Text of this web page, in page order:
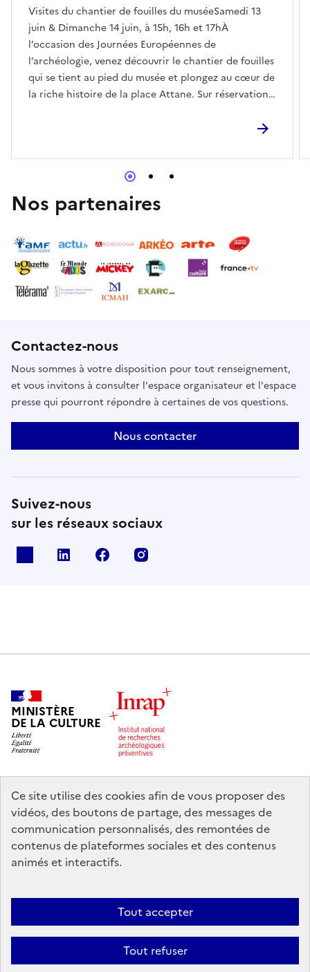
Ce site utilise des cookies afin de vous proposer des
vidéos, des boutons de partage, des messages de
communication personnalisés, des remontées de
contenus de plateformes sociales et des contenus
animés et interactifs.
Tout accepter
Tout refuser
Visites du chantier de fouilles du muséeSamedi 13
juin & Dimanche 14 juin, à 15h, 16h et 17hÀ
l’occasion des Journées Européennes de
l’archéologie, venez découvrir le chantier de fouilles
qui se tient au pied du musée et plongez au cœur de
la riche histoire de la place Attane. Sur réservation :
également du samedi 13/06 :15h : Musée numérique
Playlist Archéo16h & 16h30 : Réalité virtuelle -
L’Archéologie sous-marine17h : Jeu de société en
familleRéserver
Nos partenaires
Contactez-nous
Nous sommes à votre disposition pour tout renseignement,
et vous invitons à consulter l'espace organisateur et l'espace
presse qui pourront répondre à certaines de vos questions.
Nous contacter
Suivez-nous
sur les réseaux sociaux
Linkedin Facebook
MINISTÈRE
DE LA CULTURE
legifrance.gouv.fr
info.gouv.fr
service-public.gouv.fr
data.gouv.fr
Nous contacter Mentions légales
Accessibilité : partiellement
Politique d’utilisation des témoins de connexion (cookies)
Politique générale de protection des données